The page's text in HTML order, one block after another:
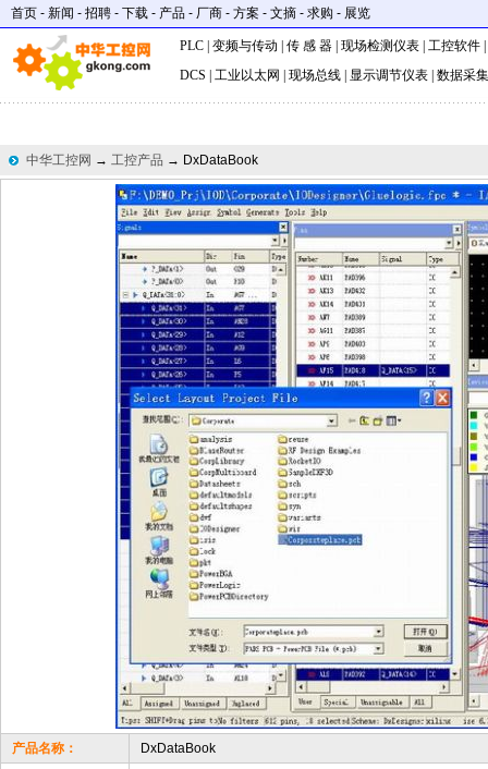
首页 - 新闻 - 招聘 - 下载 - 产品 - 厂商 - 方案 - 文摘 - 求购 - 展览
PLC 变频与传动 传 感 器 现场检测仪表 工控软件
DCS
工业以太网 现场总线 显示调节仪表 数据采集
中华工控网 → 工控产品 → DxDataBook
产品名称：
DxDataBook